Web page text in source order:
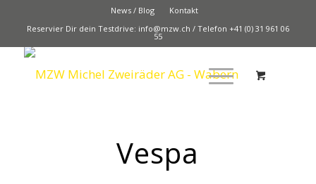
News / Blog
Kontakt
Reservier Dir dein Testdrive: info@mzw.ch / Telefon +41 (0) 31 961 06
55
More Live
Die Lebensfreude einfangen
Vespa